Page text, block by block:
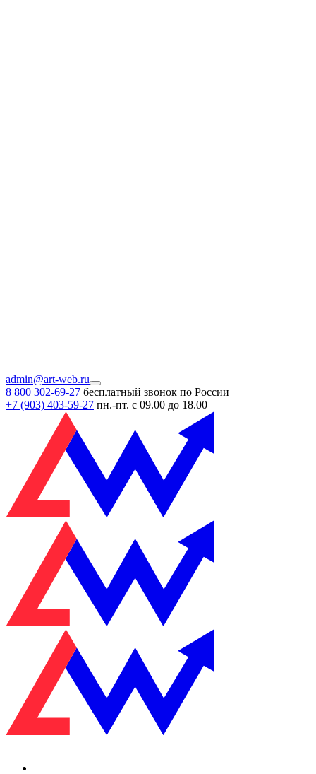
admin@art-web.ru
8 800 302-69-27 бесплатный звонок по России
+7 (903) 403-59-27 пн.-пт. с 09.00 до 18.00